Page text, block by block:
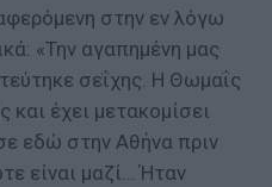
στην εν λόγω
«Την αγαπημένη μας
σεΐχης. Η Θωμαΐς
και έχει μετακομίσει
εδώ στην Αθήνα πριν
είναι μαζί… Ήταν